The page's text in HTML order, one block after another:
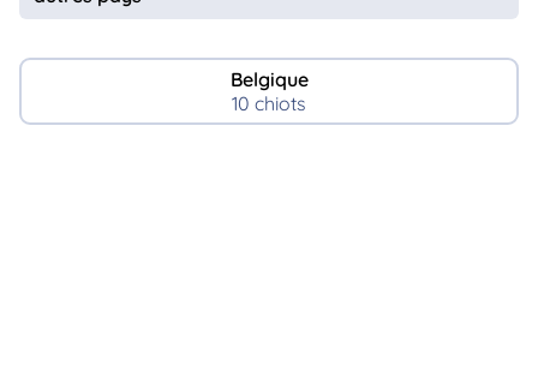
Belgique
10 chiots